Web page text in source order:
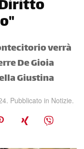
verrà
De Gioia
Giustina
. Pubblicato in Notizie.